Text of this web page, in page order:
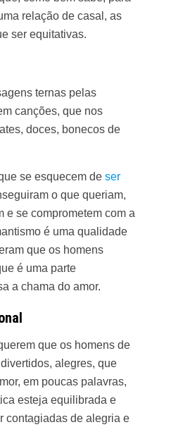
relação de casal, as
ser equitativas.
ternas pelas
canções, que nos
doces, bonecos de
se esquecem de ser
o que queriam,
e se comprometem com a
é uma qualidade
que os homens
é uma parte
a chama do amor.
que os homens de
alegres, que
em poucas palavras,
esteja equilibrada e
contagiadas de alegria e